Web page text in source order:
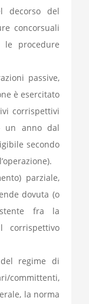
decorso del
concorsuali
le procedure
passive,
è esercitato
corrispettivi
un anno dal
secondo
parziale,
dovuta (o
fra la
corrispettivo
regime di
committenti,
la norma